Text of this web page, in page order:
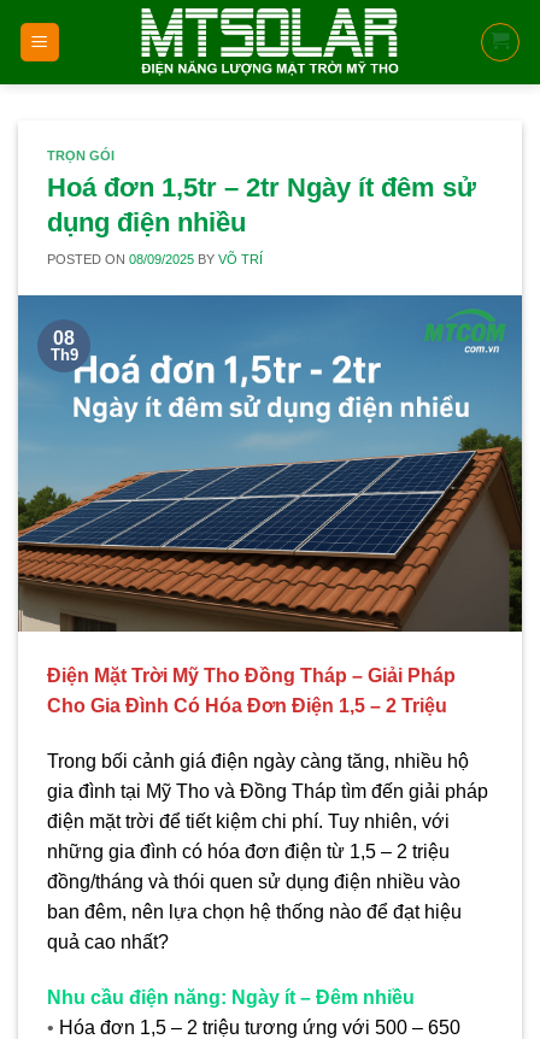
TRỌN GÓI
Hoá đơn 1,5tr – 2tr Ngày ít đêm sử
dụng điện nhiều
POSTED ON08/09/2025 BYVÕ TRÍ
08
Th9
Điện Mặt Trời Mỹ Tho Đồng Tháp – Giải Pháp
Cho Gia Đình Có Hóa Đơn Điện 1,5 – 2 Triệu
Trong bối cảnh giá điện ngày càng tăng, nhiều hộ
gia đình tại Mỹ Tho và Đồng Tháp tìm đến giải pháp
điện mặt trời để tiết kiệm chi phí. Tuy nhiên, với
những gia đình có hóa đơn điện từ 1,5 – 2 triệu
đồng/tháng và thói quen sử dụng điện nhiều vào
ban đêm, nên lựa chọn hệ thống nào để đạt hiệu
quả cao nhất?
Nhu cầu điện năng: Ngày ít – Đêm nhiều
• Hóa đơn 1,5 – 2 triệu tương ứng với 500 – 650